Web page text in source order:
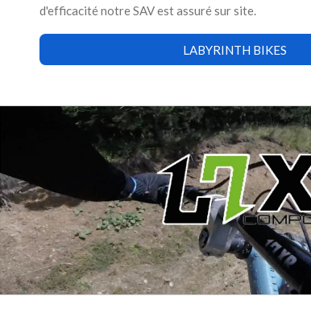
d'efficacité notre SAV est assuré sur site.
LABYRINTH BIKES